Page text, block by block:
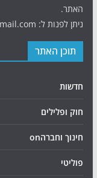
האתר.
ניתן לפנות ל: Avihai.ZoomAt@gmail.com
תוכן האתר
חדשות
חוק ופלילים
חינוך וחברהon
פוליטי